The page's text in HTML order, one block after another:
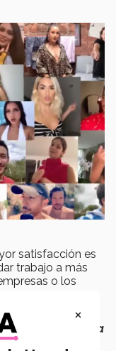
satisfacción es
trabajo a más
o los
la tele o ver que
único,
el que la
le guste,
×